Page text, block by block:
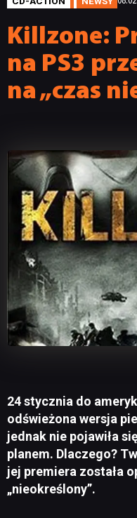
Killzone:
na PS3
na „czas
24 stycznia do
odświeżona wersja
jednak nie pojawiła
planem. Dlaczego?
jej premiera została
„nieokreślony”.